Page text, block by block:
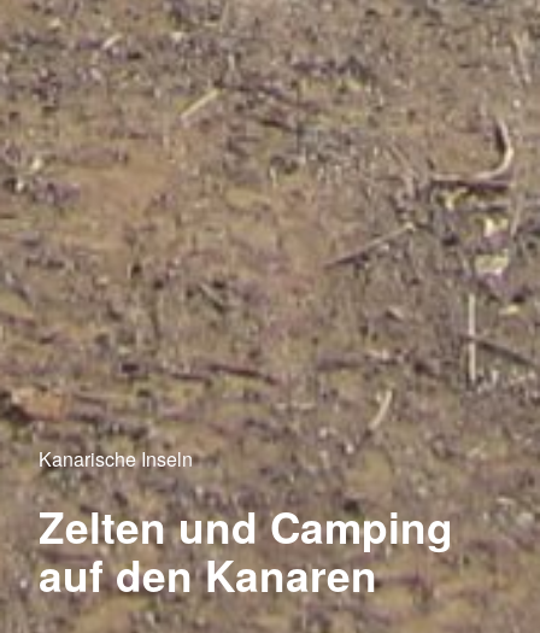
Kanarische Inseln
Zelten und Camping
auf den Kanaren